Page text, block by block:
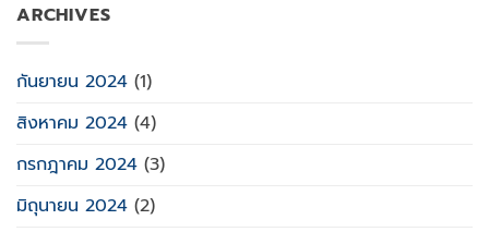
ARCHIVES
กันยายน 2024 (1)
สิงหาคม 2024 (4)
กรกฎาคม 2024 (3)
มิถุนายน 2024 (2)